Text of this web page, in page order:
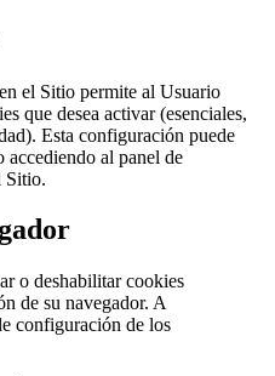
el Sitio permite al Usuario
que desea activar (esenciales,
Esta configuración puede
accediendo al panel de
Sitio.
o deshabilitar cookies
de su navegador. A
configuración de los